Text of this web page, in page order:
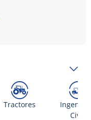
Tractores
Civil